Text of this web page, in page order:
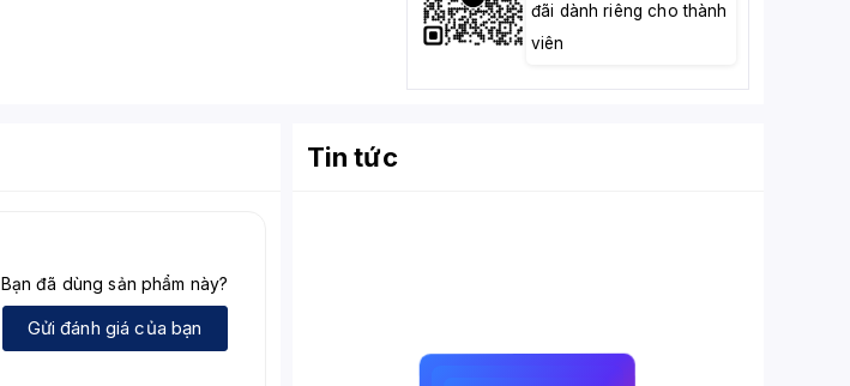
đãi dành riêng cho thành
viên
Bạn đã dùng sản phẩm này?
Gửi đánh giá của bạn
Tin tức